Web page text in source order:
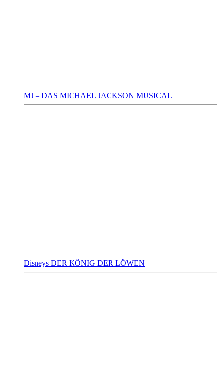
MJ – DAS MICHAEL JACKSON MUSICAL
Disneys DER KÖNIG DER LÖWEN